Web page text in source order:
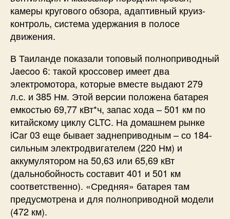
камеры кругового обзора, адаптивный круиз-
контроль, система удержания в полосе
движения.
В Таиланде показали топовый полноприводный
Jaecoo 6: такой кроссовер имеет два
электромотора, которые вместе выдают 279
л.с. и 385 Нм. Этой версии положена батарея
емкостью 69,77 кВт*ч, запас хода – 501 км по
китайскому циклу CLTC. На домашнем рынке
iCar 03 еще бывает заднеприводным – со 184-
сильным электродвигателем (220 Нм) и
аккумулятором на 50,63 или 65,69 кВт
(дальнобойность составит 401 и 501 км
соответственно). «Средняя» батарея там
предусмотрена и для полноприводной модели
(472 км).